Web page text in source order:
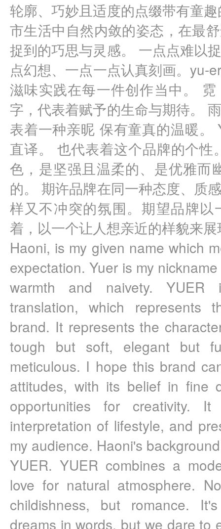
轮廓、巧妙且适度的点缀带有童
市生活中自然内敛的姿态，在最
捉到的巧思与灵感。 一点点难以
点幻想、一点一点认真刻画。yu-
滋味实践在每一件创作当中。
字，代表着赋予的生命与期待。
表着一种亲昵 保有童真的温暖。
直译。 也代表着这个品牌的个性
色，是坚强且温柔的、是优雅而
的。 期许品牌在同一种态度、质
样又不冲突的氛围。期望品牌
着，以一个让人想亲近的样貌来
Haoni, is my given name which
expectation. Yuer is my
warmth and naivety.
translation, which represents
brand. It represents the
tough but soft, elegant but
meticulous. I hope this brand
attitudes, with its belief in fine
opportunities for creativity.
interpretation of lifestyle, and
my audience. Haoni's
YUER. YUER combines a
love for natural atmosphere.
childishness, but romance.
dreams in words, but we dare to